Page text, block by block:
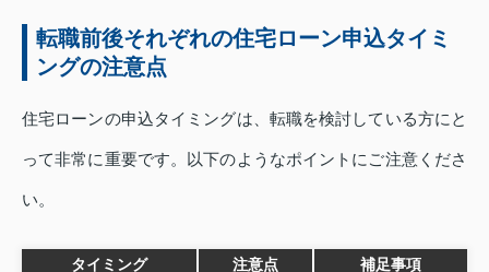
転職前後それぞれの住宅ローン申込タイミ
ングの注意点
住宅ローンの申込タイミングは、転職を検討している方にと
って非常に重要です。以下のようなポイントにご注意くださ
い。
タイミング 注意点 補足事項